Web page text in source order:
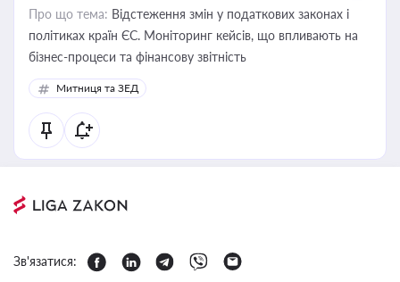
Про що тема: Відстеження змін у податкових законах і
політиках країн ЄС. Моніторинг кейсів, що впливають на
бізнес-процеси та фінансову звітність
Митниця та ЗЕД
Зв'язатися: